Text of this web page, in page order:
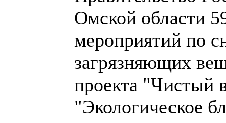
Омской области
мероприятий по
загрязняющих
проекта "Чистый
"Экологическое